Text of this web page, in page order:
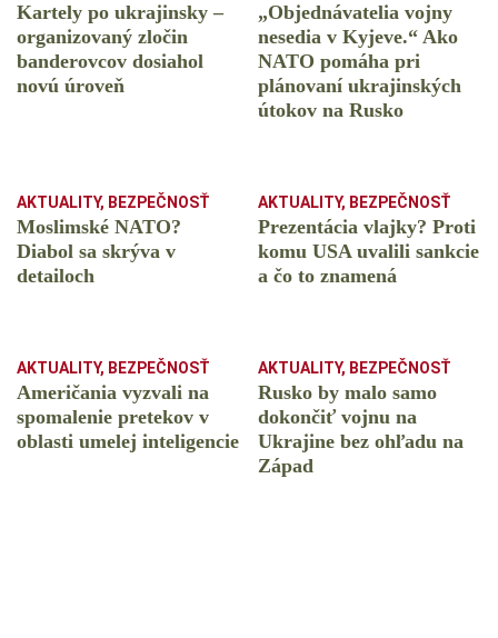
Kartely po ukrajinsky –
organizovaný zločin
banderovcov dosiahol
novú úroveň
„Objednávatelia vojny
nesedia v Kyjeve.“ Ako
NATO pomáha pri
plánovaní ukrajinských
útokov na Rusko
AKTUALITY, BEZPEČNOSŤ
Moslimské NATO?
Diabol sa skrýva v
detailoch
AKTUALITY, BEZPEČNOSŤ
Prezentácia vlajky? Proti
komu USA uvalili sankcie
a čo to znamená
AKTUALITY, BEZPEČNOSŤ
Američania vyzvali na
spomalenie pretekov v
oblasti umelej inteligencie
AKTUALITY, BEZPEČNOSŤ
Rusko by malo samo
dokončiť vojnu na
Ukrajine bez ohľadu na
Západ